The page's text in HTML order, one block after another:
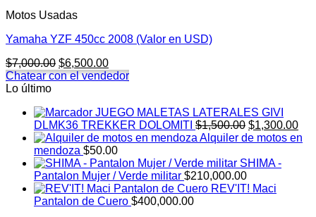
Motos Usadas
Yamaha YZF 450cc 2008 (Valor en USD)
$7,000.00 El
precio
$7,000.00.
$6,500.00El
precio
$6,500.00.
Chatear con el vendedor
Lo último
JUEGO MALETAS LATERALES GIVI
DLMK36 TREKKER DOLOMITI $1,500.00 El
precio
era:
$1,300.00El
Alquiler de motos en
mendoza $50.00
SHIMA -
Pantalon Mujer / Verde militar $210,000.00
REV'IT! Maci
Pantalon de Cuero $400,000.00